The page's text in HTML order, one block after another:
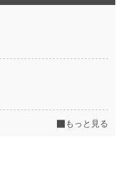
もっと見る